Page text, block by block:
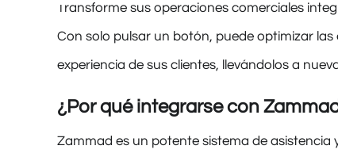
Transforme sus operaciones comerciales
Con solo pulsar un botón, puede optimizar
experiencia de sus clientes, llevándolos a
¿Por qué integrarse con
Zammad es un potente sistema de asistencia